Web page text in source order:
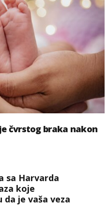
čvrstog braka nakon
sa Harvarda
koje
da je vaša veza